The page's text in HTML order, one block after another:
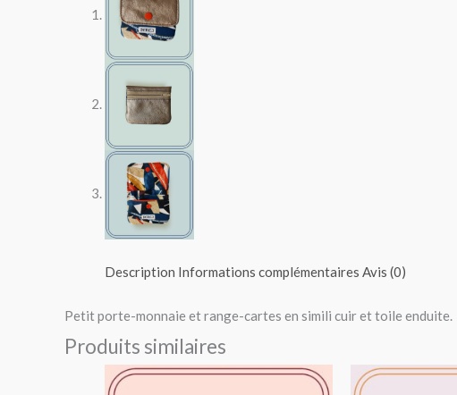
Description Informations complémentaires Avis (0)
Petit porte-monnaie et range-cartes en simili cuir et toile enduite.
Produits similaires